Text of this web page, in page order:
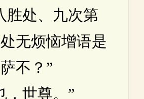
处、九次第
无烦恼增语是
不？”
世尊。”